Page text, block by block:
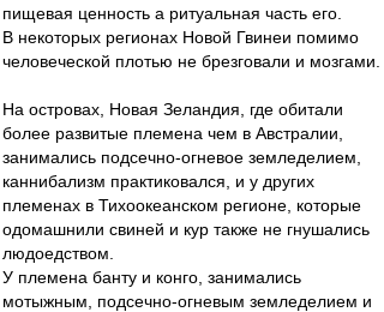
пищевая ценность а ритуальная часть его.
В некоторых регионах Новой Гвинеи помимо
человеческой плотью не брезговали и мозгами.
На островах, Новая Зеландия, где обитали
более развитые племена чем в Австралии,
занимались подсечно-огневое земледелием,
каннибализм практиковался, и у других
племенах в Тихоокеанском регионе, которые
одомашнили свиней и кур также не гнушались
людоедством.
У племена банту и конго, занимались
мотыжным, подсечно-огневым земледелием и